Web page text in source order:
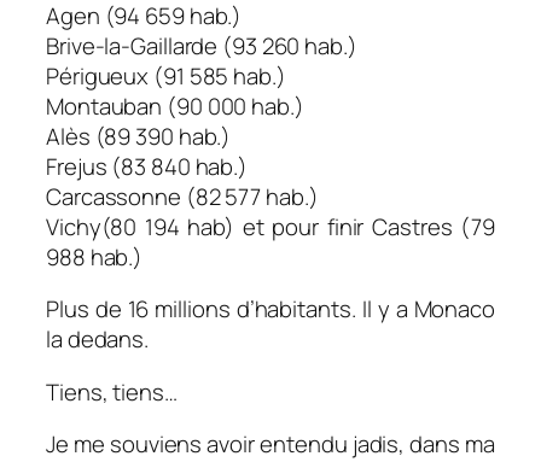
Agen (94 659 hab.)
Brive-la-Gaillarde (93 260 hab.)
Périgueux (91 585 hab.)
Montauban (90 000 hab.)
Alès (89 390 hab.)
Frejus (83 840 hab.)
Carcassonne (82 577 hab.)
Vichy(80 194 hab) et pour finir Castres (79
988 hab.)
Plus de 16 millions d’habitants. Il y a Monaco
la dedans.
Tiens, tiens…
Je me souviens avoir entendu jadis, dans ma